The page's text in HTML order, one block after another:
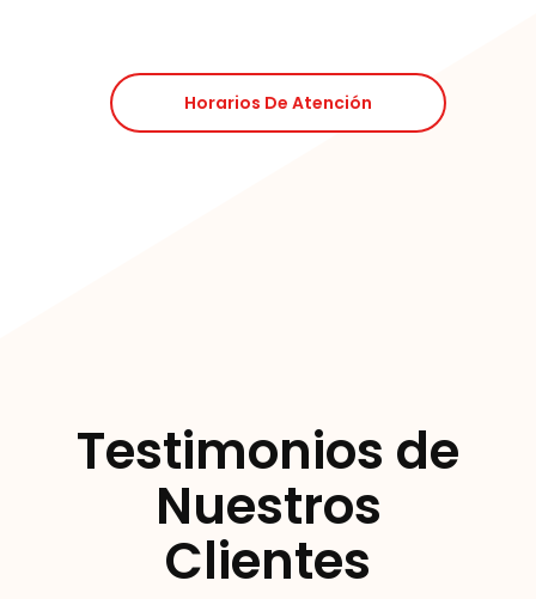
Horarios De Atención
Testimonios de
Nuestros
Clientes